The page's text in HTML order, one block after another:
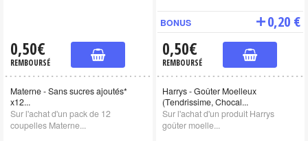
0,50€
REMBOURSÉ
Materne - Sans sucres ajoutés*
x12...
Sur l'achat d'un pack de 12
coupelles Materne...
BONUS 0,20 €
0,50€
REMBOURSÉ
Harrys - Goûter Moelleux
(Tendrissime, Chocal...
Sur l'achat d'un produit Harrys
goûter moelle...